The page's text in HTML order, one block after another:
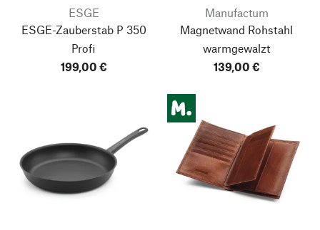
ESGE
ESGE-Zauberstab P 350
Profi
199,00 €
Manufactum
Magnetwand Rohstahl
warmgewalzt
139,00 €